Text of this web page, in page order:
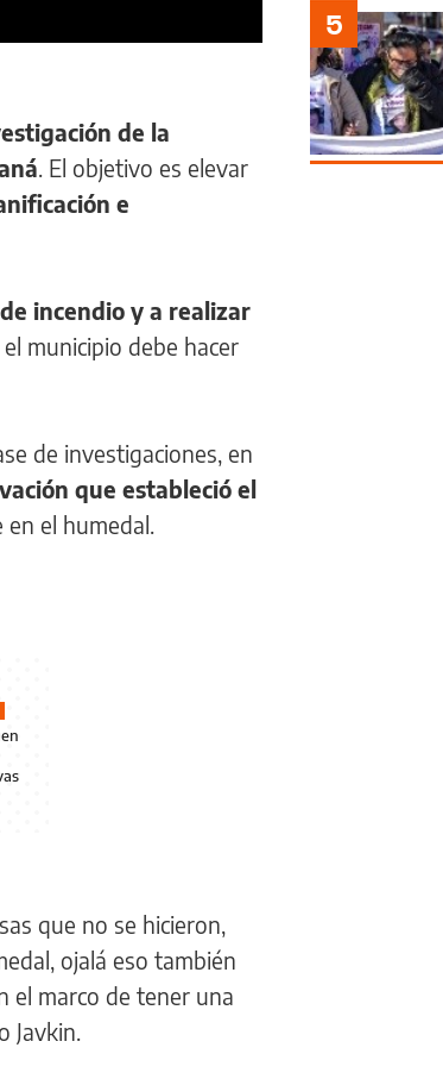
de la
. El objetivo es elevar
e
incendio y a realizar
el municipio debe hacer
de investigaciones, en
que estableció el
el humedal.
que no se hicieron,
ojalá eso también
el marco de tener una
5